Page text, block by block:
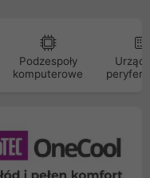
Podzespoły
komputerowe